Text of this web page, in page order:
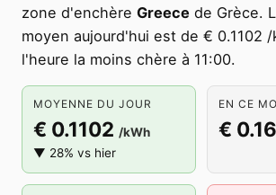
zone d'enchère Greece de Grèce.
moyen aujourd'hui est de € 0.1102
l'heure la moins chère à 11:00.
MOYENNE DU JOUR
€ 0.1102 /kWh
▼ 28% vs hier
EN CE
€